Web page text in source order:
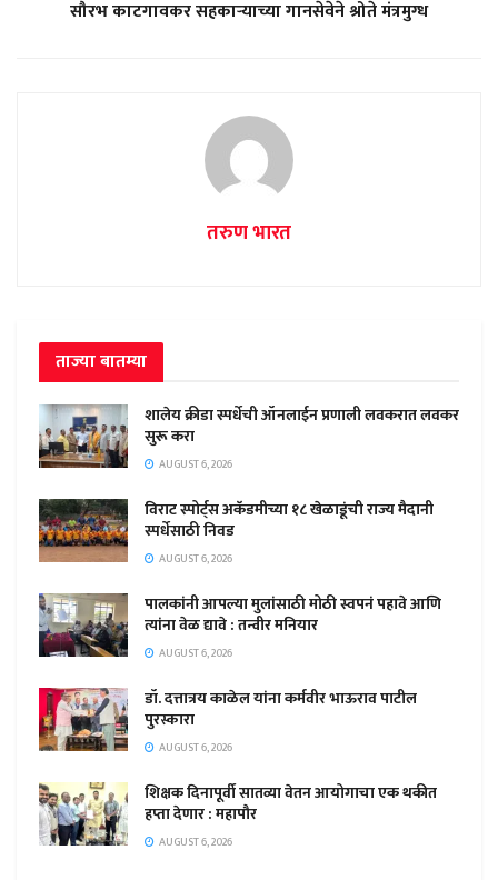
सौरभ काटगावकर सहकाऱ्याच्या गानसेवेने श्रोते मंत्रमुग्ध
तरुण भारत
ताज्या बातम्या
शालेय क्रीडा स्पर्धेची ऑनलाईन प्रणाली लवकरात लवकर
सुरू करा
AUGUST 6, 2026
विराट स्पोर्ट्स अकॅडमीच्या १८ खेळाडूंची राज्य मैदानी
स्पर्धेसाठी निवड
AUGUST 6, 2026
पालकांनी आपल्या मुलांसाठी मोठी स्वपनं पहावे आणि
त्यांना वेळ द्यावे : तन्वीर मनियार
AUGUST 6, 2026
डॉ. दत्तात्रय काळेल यांना कर्मवीर भाऊराव पाटील
पुरस्कारा
AUGUST 6, 2026
शिक्षक दिनापूर्वी सातव्या वेतन आयोगाचा एक थकीत
हप्ता देणार : महापौर
AUGUST 6, 2026